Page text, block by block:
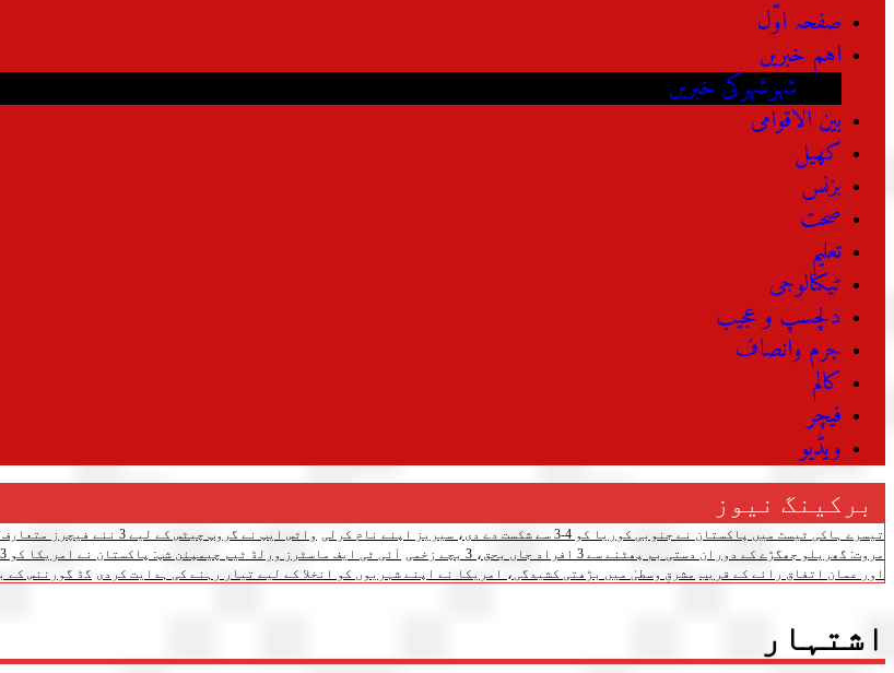
صفحہ اوّل
اہم خبریں
شہرشہرکی خبریں
بین الاقوامی
کھیل
بزنس
صحت
تعلیم
ٹیکنالوجی
دلچسپ و عجیب
جرم وانصاف
کالم
فیچر
ویڈیو
برکینگ نیوز
تیسرے ہاکی ٹیسٹ میں پاکستان نے جنوبی کوریا کو 4-3 سے شکست دے دی، سیریز اپنے نام کرلی واٹس ایپ نے گروپ چیٹس کے لیے 3 نئے فیچرز متعارف کرا دیے
مروت: گھریلو جھگڑے کے دوران دستی بم پھٹنے سے 3 افراد جاں بحق، 3 بچے زخمی
آئی ٹی ایف ماسٹرز ورلڈ ٹیم چیمپئن شپ: پاکستان نے امریکا کو 3-0 سے شکست دے دی
اور عمان اتفاق رائے کے قریب مشرقِ وسطیٰ میں بڑھتی کشیدگی، امریکا نے اپنے شہریوں کو انخلا کے لیے تیار رہنے کی ہدایت کردی گڈ گورننس کے
اشتہار